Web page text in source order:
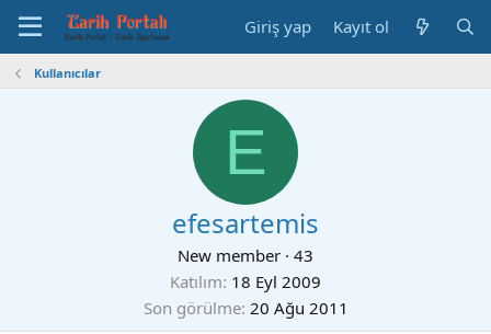
Giriş yap Kayıt ol
Kullanıcılar
E
efesartemis
New member · 43
Katılım 18 Eyl 2009
Son görülme 20 Ağu 2011